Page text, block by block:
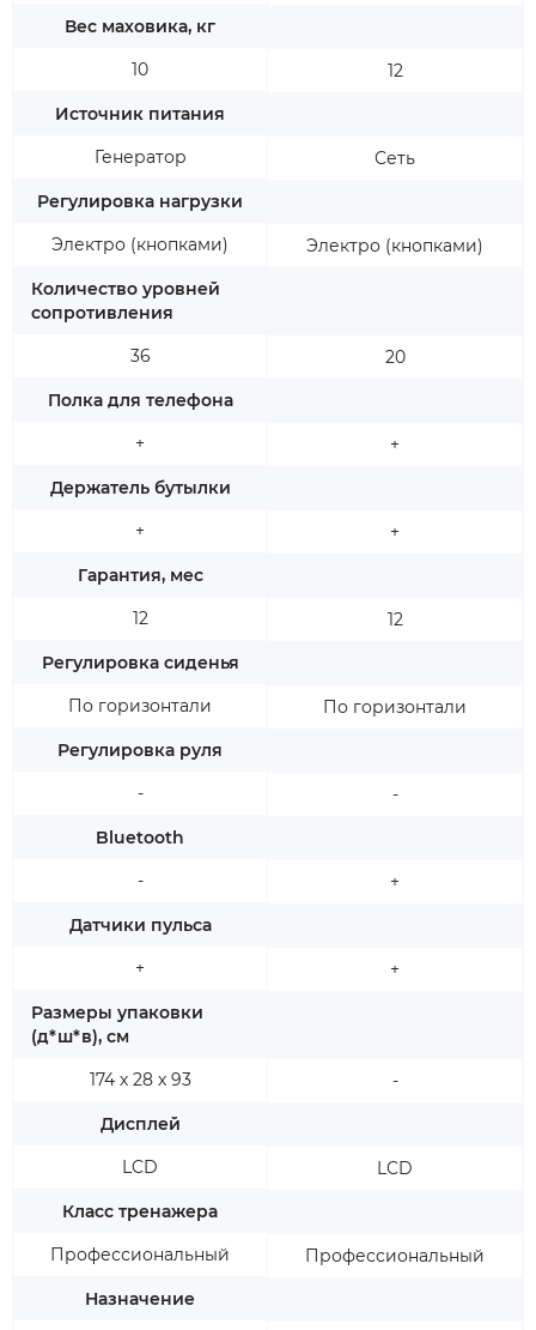
Вес маховика, кг
10
Источник питания
Генератор
Регулировка нагрузки
Электро (кнопками)
Количество уровней
сопротивления
36
Полка для телефона
+
Держатель бутылки
+
Гарантия, мес
12
Регулировка сиденья
По горизонтали
Регулировка руля
-
Bluetooth
-
Датчики пульса
+
Размеры упаковки
(д*ш*в), см
174 х 28 х 93
Дисплей
LCD
Класс тренажера
Профессиональный
Назначение
12
Сеть
Электро (кнопками)
20
+
+
12
По горизонтали
-
+
+
-
LCD
Профессиональный